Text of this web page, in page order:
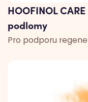
HOOFINOL
podlomy
Pro podporu